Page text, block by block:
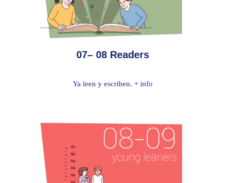
07– 08 Readers
Ya leen y escriben. + info